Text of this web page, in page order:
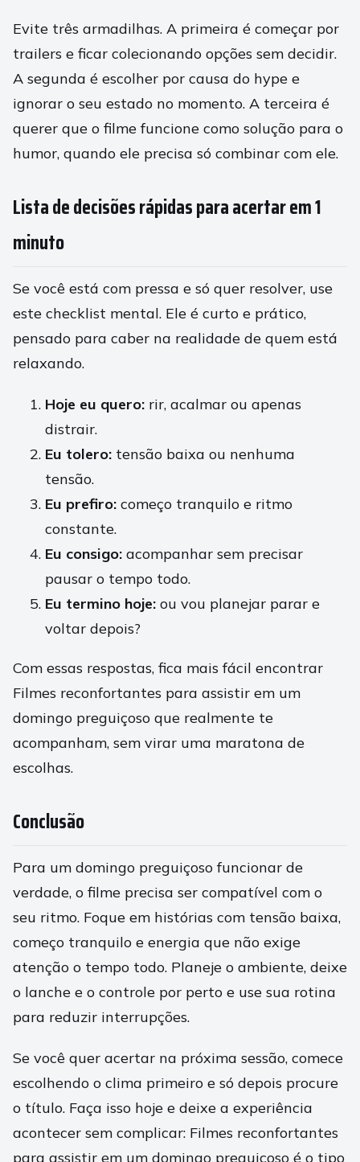
Evite três armadilhas. A primeira é começar por
trailers e ficar colecionando opções sem decidir.
A segunda é escolher por causa do hype e
ignorar o seu estado no momento. A terceira é
querer que o filme funcione como solução para o
humor, quando ele precisa só combinar com ele.
Lista de decisões rápidas para acertar em 1
minuto
Se você está com pressa e só quer resolver, use
este checklist mental. Ele é curto e prático,
pensado para caber na realidade de quem está
relaxando.
Hoje eu quero: rir, acalmar ou apenas
distrair.
Eu tolero: tensão baixa ou nenhuma
tensão.
Eu prefiro: começo tranquilo e ritmo
constante.
Eu consigo: acompanhar sem precisar
pausar o tempo todo.
Eu termino hoje: ou vou planejar parar e
voltar depois?
Com essas respostas, fica mais fácil encontrar
Filmes reconfortantes para assistir em um
domingo preguiçoso que realmente te
acompanham, sem virar uma maratona de
escolhas.
Conclusão
Para um domingo preguiçoso funcionar de
verdade, o filme precisa ser compatível com o
seu ritmo. Foque em histórias com tensão baixa,
começo tranquilo e energia que não exige
atenção o tempo todo. Planeje o ambiente, deixe
o lanche e o controle por perto e use sua rotina
para reduzir interrupções.
Se você quer acertar na próxima sessão, comece
escolhendo o clima primeiro e só depois procure
o título. Faça isso hoje e deixe a experiência
acontecer sem complicar: Filmes reconfortantes
para assistir em um domingo preguiçoso é o tipo